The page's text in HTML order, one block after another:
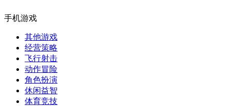
手机游戏
其他游戏
经营策略
飞行射击
动作冒险
角色扮演
休闲益智
体育竞技